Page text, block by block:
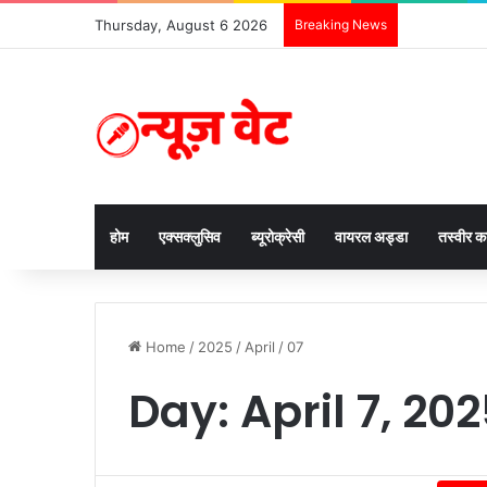
Thursday, August 6 2026 Breaking News
होम एक्सक्लुसिव ब्यूरोक्रेसी वायरल अड्डा तस्वीर
Home / 2025 / April /07
Day: April 7,